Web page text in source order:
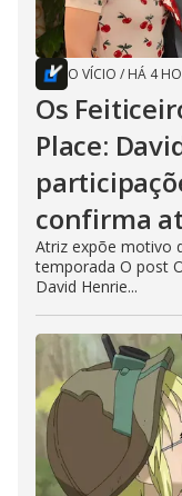
O VÍCIO / HÁ 4
Os
Place:
confirma
Atriz expõe motivo
temporada O post
David Henrie...